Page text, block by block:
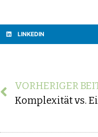
LINKEDIN